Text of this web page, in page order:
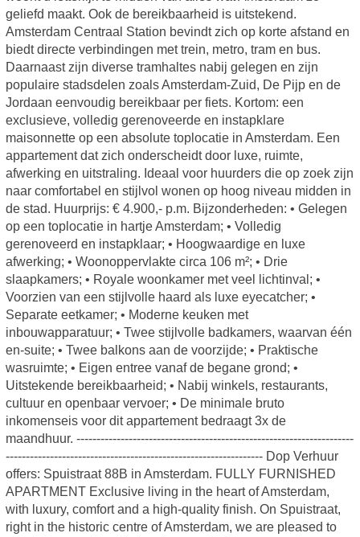
geliefd maakt. Ook de bereikbaarheid is uitstekend.
Amsterdam Centraal Station bevindt zich op korte afstand en
biedt directe verbindingen met trein, metro, tram en bus.
Daarnaast zijn diverse tramhaltes nabij gelegen en zijn
populaire stadsdelen zoals Amsterdam-Zuid, De Pijp en de
Jordaan eenvoudig bereikbaar per fiets. Kortom: een
exclusieve, volledig gerenoveerde en instapklare
maisonnette op een absolute toplocatie in Amsterdam. Een
appartement dat zich onderscheidt door luxe, ruimte,
afwerking en uitstraling. Ideaal voor huurders die op zoek zijn
naar comfortabel en stijlvol wonen op hoog niveau midden in
de stad. Huurprijs: € 4.900,- p.m. Bijzonderheden: • Gelegen
op een toplocatie in hartje Amsterdam; • Volledig
gerenoveerd en instapklaar; • Hoogwaardige en luxe
afwerking; • Woonoppervlakte circa 106 m²; • Drie
slaapkamers; • Royale woonkamer met veel lichtinval; •
Voorzien van een stijlvolle haard als luxe eyecatcher; •
Separate eetkamer; • Moderne keuken met
inbouwapparatuur; • Twee stijlvolle badkamers, waarvan één
en-suite; • Twee balkons aan de voorzijde; • Praktische
wasruimte; • Eigen entree vanaf de begane grond; •
Uitstekende bereikbaarheid; • Nabij winkels, restaurants,
cultuur en openbaar vervoer; • De minimale bruto
inkomenseis voor dit appartement bedraagt 3x de
maandhuur. ---------------------------------------------------------------------
---------------------------------------------------------------- Dop Verhuur
offers: Spuistraat 88B in Amsterdam. FULLY FURNISHED
APARTMENT Exclusive living in the heart of Amsterdam,
with luxury, comfort and a high-quality finish. On Spuistraat,
right in the historic centre of Amsterdam, we are pleased to